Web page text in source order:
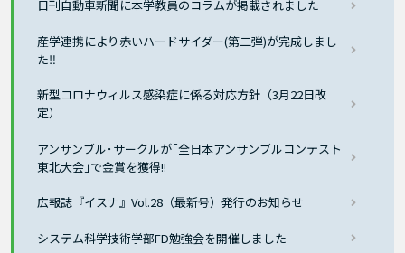
日刊自動車新聞に本学教員のコラムが掲載されました
産学連携により赤いハードサイダー(第二弾)が完成しまし
た‼
新型コロナウィルス感染症に係る対応方針（3月22日改
定）
アンサンブル･サークルが｢全日本アンサンブルコンテスト
東北大会｣で金賞を獲得!!
広報誌『イスナ』Vol.28（最新号）発行のお知らせ
システム科学技術学部FD勉強会を開催しました